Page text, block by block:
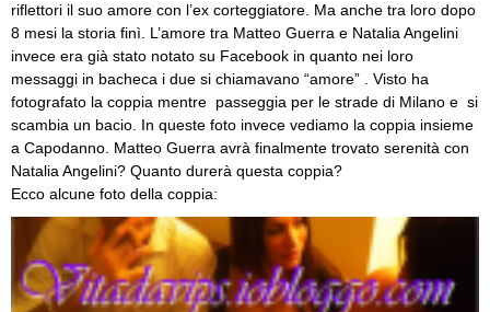
riflettori il suo amore con l’ex corteggiatore. Ma anche tra loro dopo
8 mesi la storia finì. L’amore tra Matteo Guerra e Natalia Angelini
invece era già stato notato su Facebook in quanto nei loro
messaggi in bacheca i due si chiamavano “amore” . Visto ha
fotografato la coppia mentre passeggia per le strade di Milano e si
scambia un bacio. In queste foto invece vediamo la coppia insieme
a Capodanno. Matteo Guerra avrà finalmente trovato serenità con
Natalia Angelini? Quanto durerà questa coppia?
Ecco alcune foto della coppia: